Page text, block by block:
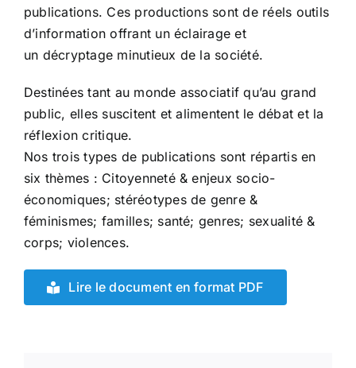
publications. Ces productions sont de réels outils
d’information offrant un éclairage et
un décryptage minutieux de la société.
Destinées tant au monde associatif qu’au grand
public, elles suscitent et alimentent le débat et la
réflexion critique.
Nos trois types de publications sont répartis en
six thèmes : Citoyenneté & enjeux socio-
économiques; stéréotypes de genre &
féminismes; familles; santé; genres; sexualité &
corps; violences.
Lire le document en format PDF